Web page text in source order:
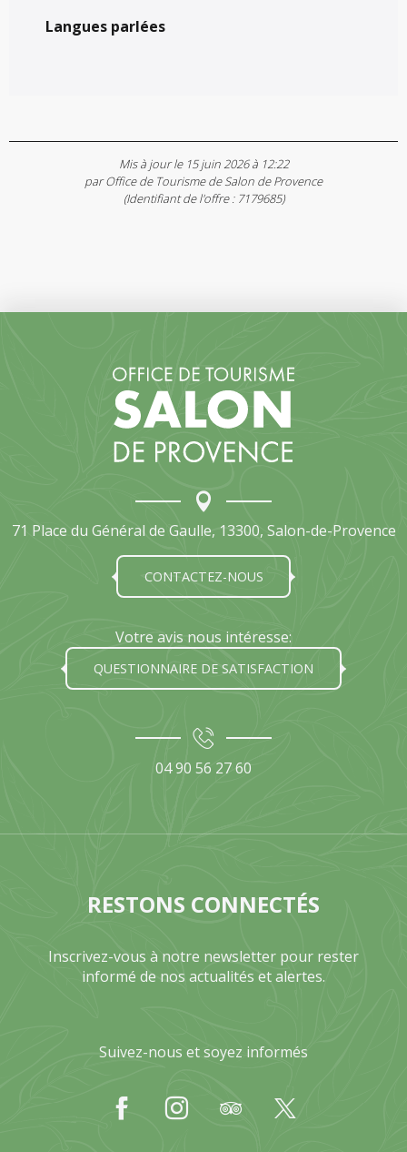
Langues parlées
Langues parlées
Mis à jour le 15 juin 2026 à 12:22
par Office de Tourisme de Salon de Provence
(Identifiant de l'offre : 7179685)
71 Place du Général de Gaulle, 13300, Salon-de-Provence
CONTACTEZ-NOUS
Votre avis nous intéresse:
QUESTIONNAIRE DE SATISFACTION
04 90 56 27 60
RESTONS CONNECTÉS
Inscrivez-vous à notre newsletter pour rester
informé de nos actualités et alertes.
Suivez-nous et soyez informés